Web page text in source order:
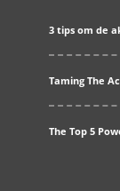
3 tips om de
Taming The
The Top 5